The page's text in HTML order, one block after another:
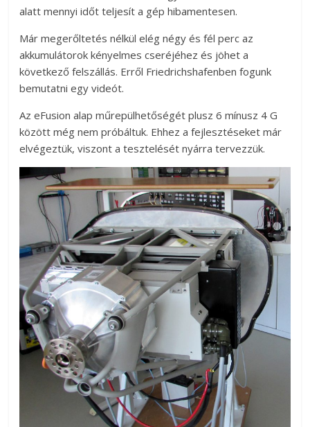
alatt mennyi időt teljesít a gép hibamentesen.
Már megerőltetés nélkül elég négy és fél perc az
akkumulátorok kényelmes cseréjéhez és jöhet a
következő felszállás. Erről Friedrichshafenben fogunk
bemutatni egy videót.
Az eFusion alap műrepülhetőségét plusz 6 mínusz 4 G
között még nem próbáltuk. Ehhez a fejlesztéseket már
elvégeztük, viszont a tesztelését nyárra tervezzük.